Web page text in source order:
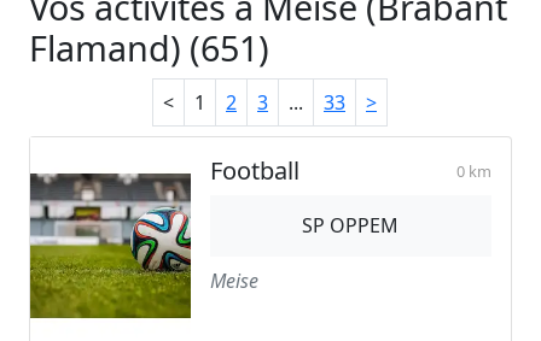
Flamand) (651)
< 1 2 3 ... 33 >
Football 0 km
SP OPPEM
Meise